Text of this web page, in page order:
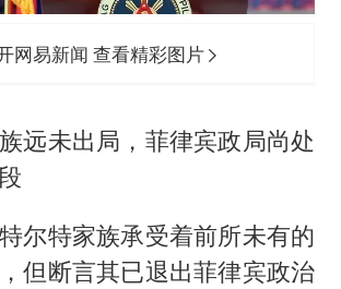
网易新闻 查看精彩图片
远未出局，菲律宾政局尚处
尔特家族承受着前所未有的
但断言其已退出菲律宾政治